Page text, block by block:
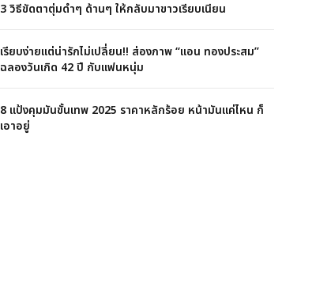
3 วิธีขัดตาตุ่มดำๆ ด้านๆ ให้กลับมาขาวเรียบเนียน
เรียบง่ายแต่น่ารักไม่เปลี่ยน!! ส่องภาพ “แอน ทองประสม”
ฉลองวันเกิด 42 ปี กับแฟนหนุ่ม
8 แป้งคุมมันขั้นเทพ 2025 ราคาหลักร้อย หน้ามันแค่ไหน ก็
เอาอยู่